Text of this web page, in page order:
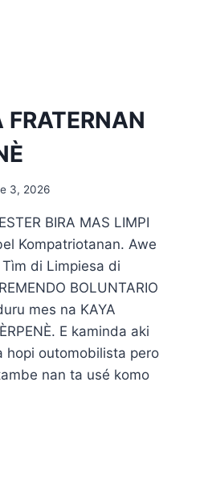
3, 2026
BIRA MAS LIMPI
Kompatriotanan. Awe
di Limpiesa di
BOLUNTARIO
mes na KAYA
E kaminda aki
hopi outomobilista pero
nan ta usé komo